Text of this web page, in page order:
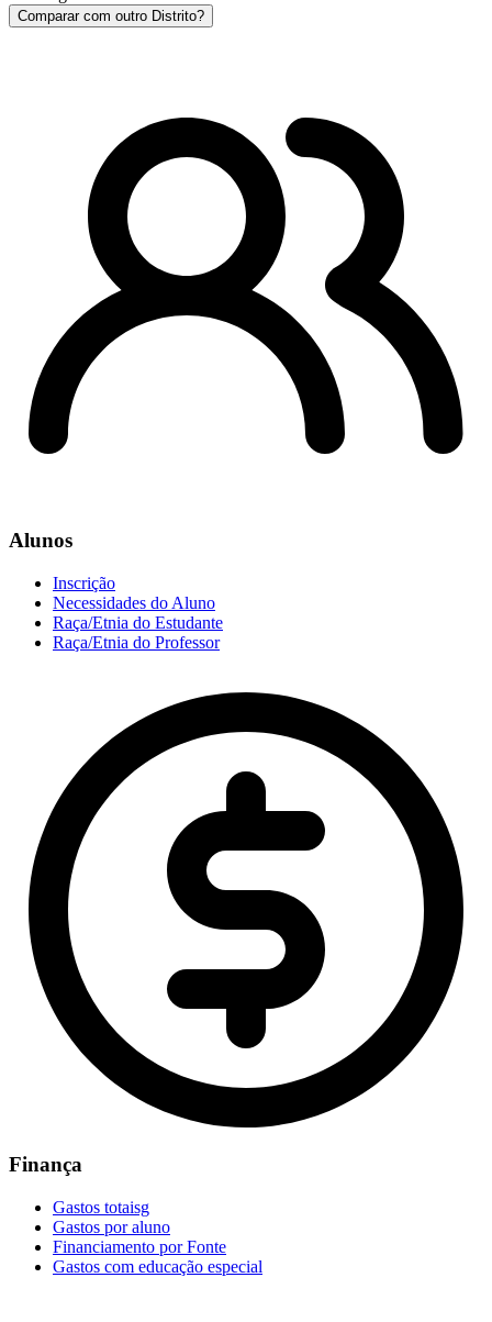
Comparar com outro Distrito?
Alunos
Inscrição
Necessidades do Aluno
Raça/Etnia do Estudante
Raça/Etnia do Professor
Finança
Gastos totaisg
Gastos por aluno
Financiamento por Fonte
Gastos com educação especial